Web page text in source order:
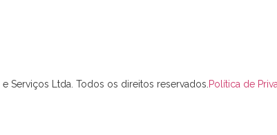
Serviços Ltda. Todos os direitos reservados. Política de